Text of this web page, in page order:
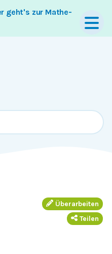
geht's zur Mathe-
Überarbeiten
Teilen